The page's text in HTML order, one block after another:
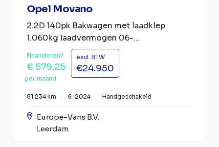
Opel Movano
2.2D 140pk Bakwagen met laadklep
1.060kg laadvermogen 06-...
Financieren?
€ 579,25
per maand
excl. BTW
€24.950
81.234 km 6-2024 Handgeschakeld
Europe-Vans B.V.
Leerdam